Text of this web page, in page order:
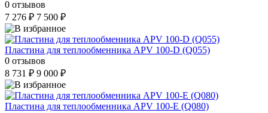
0 отзывов
7 276 ₽ 7 500 ₽
Пластина для теплообменника APV 100-D (Q055)
0 отзывов
8 731 ₽ 9 000 ₽
Пластина для теплообменника APV 100-E (Q080)